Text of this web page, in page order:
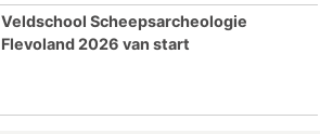
Veldschool Scheepsarcheologie
Flevoland 2026 van start